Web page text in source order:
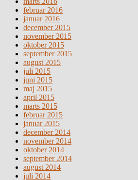
februar 2016
januar 2016
december 2015
november 2015
oktober 2015
september 2015
august 2015
juli 2015
juni 2015
maj 2015
april 2015
marts 2015
februar 2015
januar 2015
december 2014
november 2014
oktober 2014
september 2014
august 2014
juli 2014